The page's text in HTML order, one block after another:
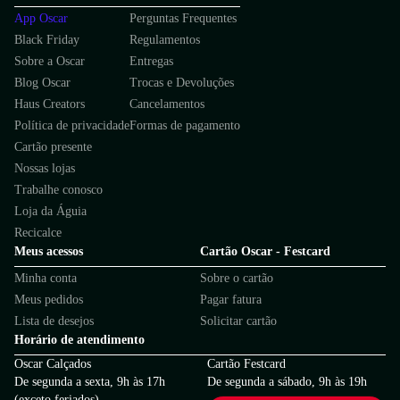
App Oscar
Black Friday
Sobre a Oscar
Blog Oscar
Haus Creators
Política de privacidade
Cartão presente
Nossas lojas
Trabalhe conosco
Loja da Águia
Recicalce
Perguntas Frequentes
Regulamentos
Entregas
Trocas e Devoluções
Cancelamentos
Formas de pagamento
Meus acessos
Minha conta
Meus pedidos
Lista de desejos
Cartão Oscar - Festcard
Sobre o cartão
Pagar fatura
Solicitar cartão
Horário de atendimento
Oscar Calçados
De segunda a sexta, 9h às 17h
Cartão Festcard
De segunda a sábado, 9h às 19h